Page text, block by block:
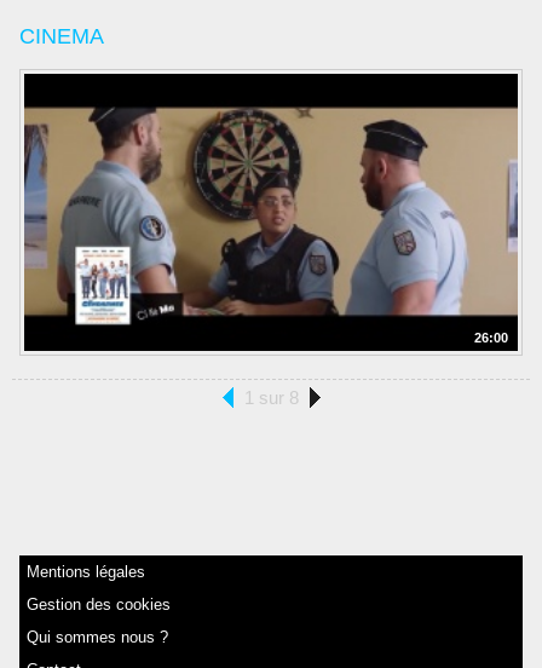
CINEMA
26:00
1 sur 8
Mentions légales
Gestion des cookies
Qui sommes nous ?